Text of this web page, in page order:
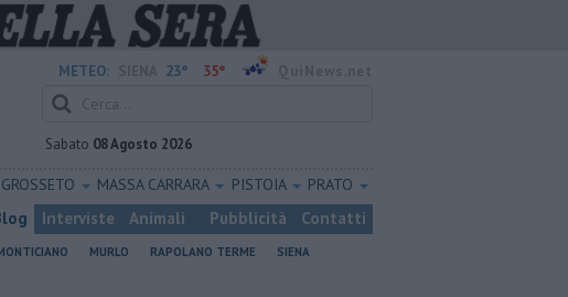
METEO: 23° 35°
Sabato 08 Agosto 2026
GROSSETO MASSA CARRARA PISTOIA PRATO
Interviste Animali Pubblicità Contatti
MURLO RAPOLANO TERME
SIENA